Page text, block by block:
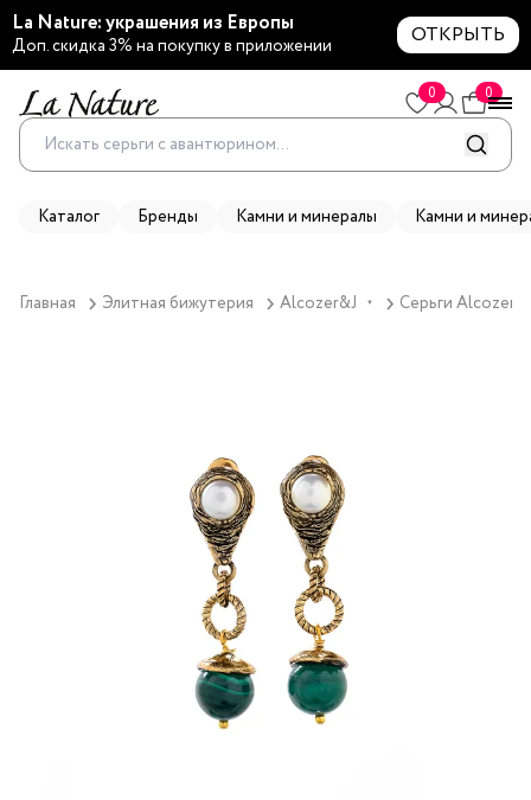
La Nature: украшения из Европы
Доп. скидка 3% на покупку в приложении ОТКРЫТЬ
0 0
Каталог Бренды Камни и минералы Камни и
Главная Элитная бижутерия Alcozer&J ▼ Серьги